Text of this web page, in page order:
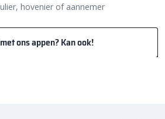
hovenier of aannemer
ons appen? Kan ook!